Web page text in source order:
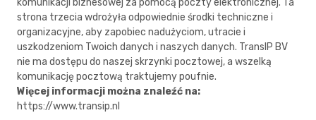
strona trzecia wdrożyła odpowiednie środki techniczne i
organizacyjne, aby zapobiec nadużyciom, utracie i
uszkodzeniom Twoich danych i naszych danych. TransIP BV
nie ma dostępu do naszej skrzynki pocztowej, a wszelką
komunikację pocztową traktujemy poufnie.
Więcej informacji można znaleźć na:
https://www.transip.nl